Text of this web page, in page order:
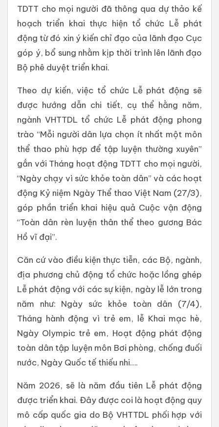
TDTT cho mọi người đã thông qua dự thảo kế
hoạch triển khai thực hiện tổ chức Lễ phát
động từ đó xin ý kiến chỉ đạo của lãnh đạo Cục
góp ý, bổ sung nhằm kịp thời trình lên lãnh đạo
Bộ phê duyệt triển khai.
Theo dự kiến, việc tổ chức Lễ phát động sẽ
được hướng dẫn chi tiết, cụ thể hằng năm,
ngành VHTTDL tổ chức Lễ phát động phong
trào “Mỗi người dân lựa chọn ít nhất một môn
thể thao phù hợp để tập luyện thường xuyên”
gắn với Tháng hoạt động TDTT cho mọi người,
“Ngày chạy vì sức khỏe toàn dân” và các hoạt
động Kỷ niệm Ngày Thể thao Việt Nam (27/3),
góp phần triển khai hiệu quả Cuộc vận động
“Toàn dân rèn luyện thân thể theo gương Bác
Hồ vĩ đại”.
Căn cứ vào điều kiện thực tiễn, các Bộ, ngành,
địa phương chủ động tổ chức hoặc lồng ghép
Lễ phát động với các sự kiện, ngày lễ lớn trong
năm như: Ngày sức khỏe toàn dân (7/4),
Tháng hành động vì trẻ em, lễ Khai mạc hè,
Ngày Olympic trẻ em, Hoạt động phát động
toàn dân tập luyện môn Bơi phòng, chống đuối
nước, Ngày Quốc tế thiếu nhi….
Năm 2026, sẽ là năm đầu tiên Lễ phát động
được triển khai. Đây được coi là hoạt động quy
mô cấp quốc gia do Bộ VHTTDL phối hợp với